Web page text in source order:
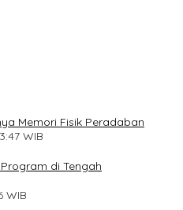
Memori Fisik Peradaban
WIB
di Tengah
WIB